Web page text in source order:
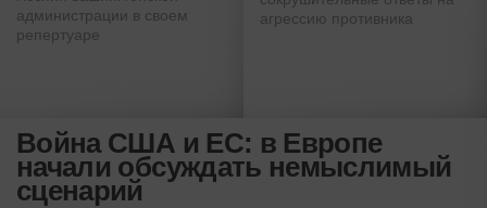
администрации в своем
репертуаре
агрессию противника
Война США и ЕС: в Европе
начали обсуждать немыслимый
сценарий